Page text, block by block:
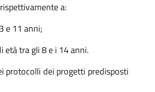
a:
e 11 anni;
età tra gli 8 e i 14 anni.
protocolli dei progetti predisposti